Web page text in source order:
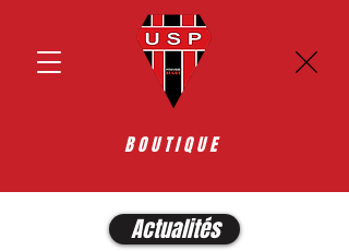
BOUTIQUE
Actualités